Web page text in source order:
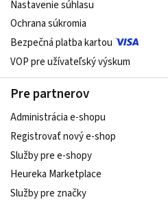
Nastavenie súhlasu
Ochrana súkromia
Bezpečná platba kartou
VOP pre užívateľský výskum
Pre partnerov
Administrácia e-shopu
Registrovať nový e-shop
Služby pre e‑shopy
Heureka Marketplace
Služby pre značky